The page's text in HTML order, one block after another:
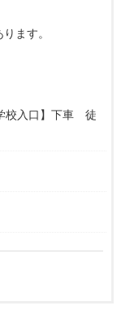
ます。
校入口】下車 徒